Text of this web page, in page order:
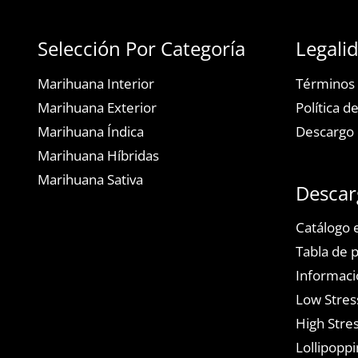
Selección Por Categoría
Marihuana Interior
Marihuana Exterior
Marihuana Índica
Marihuana Híbridas
Marihuana Sativa
Términos
Política
Catálogo
Tabla de
Low
High